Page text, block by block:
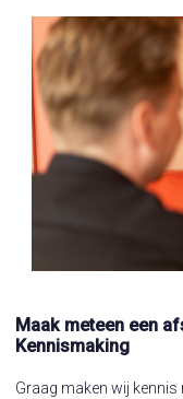
Maak meteen een
Kennismaking
Graag maken wij